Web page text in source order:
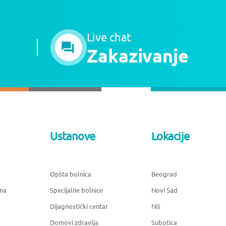
Live chat
Zakazivanje
Ustanove
Opšta bolnica
Specijalne bolnice
Dijagnostički centar
Domovi zdravlja
Lokacije
Beograd
Novi Sad
Niš
Subotica